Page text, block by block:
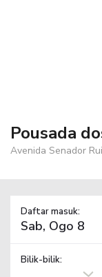
Pousada
Avenida Senador
Daftar masuk:
Bilik-bilik: